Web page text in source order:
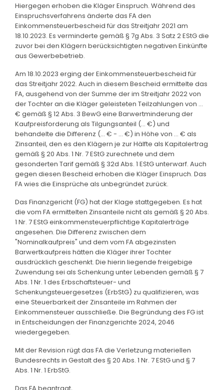
Hiergegen erhoben die Kläger Einspruch. Während des
Einspruchsverfahrens änderte das FA den
Einkommensteuerbescheid für das Streitjahr 2021 am
18.10.2023. Es verminderte gemäß § 7g Abs. 3 Satz 2 EStG die
zuvor bei den Klägern berücksichtigten negativen Einkünfte
aus Gewerbebetrieb.
Am 18.10.2023 erging der Einkommensteuerbescheid für
das Streitjahr 2022. Auch in diesem Bescheid ermittelte das
FA, ausgehend von der Summe der im Streitjahr 2022 von
der Tochter an die Kläger geleisteten Teilzahlungen von ...
€ gemäß § 12 Abs. 3 BewG eine Barwertminderung der
Kaufpreisforderung als Tilgungsanteil (... €) und
behandelte die Differenz (... € - ... €) in Höhe von ... € als
Zinsanteil, den es den Klägern je zur Hälfte als Kapitalertrag
gemäß § 20 Abs. 1 Nr. 7 EStG zurechnete und dem
gesonderten Tarif gemäß § 32d Abs. 1 EStG unterwarf. Auch
gegen diesen Bescheid erhoben die Kläger Einspruch. Das
FA wies die Einsprüche als unbegründet zurück.
Das Finanzgericht (FG) hat der Klage stattgegeben. Es hat
die vom FA ermittelten Zinsanteile nicht als gemäß § 20 Abs.
1 Nr. 7 EStG einkommensteuerpflichtige Kapitalerträge
angesehen. Die Differenz zwischen dem
"Nominalkaufpreis" und dem vom FA abgezinsten
Barwertkaufpreis hätten die Kläger ihrer Tochter
ausdrücklich geschenkt. Die hierin liegende freigebige
Zuwendung sei als Schenkung unter Lebenden gemäß § 7
Abs. 1 Nr. 1 des Erbschaftsteuer- und
Schenkungsteuergesetzes (ErbStG) zu qualifizieren, was
eine Steuerbarkeit der Zinsanteile im Rahmen der
Einkommensteuer ausschließe. Die Begründung des FG ist
in Entscheidungen der Finanzgerichte 2024, 2046
wiedergegeben.
Mit der Revision rügt das FA die Verletzung materiellen
Bundesrechts in Gestalt des § 20 Abs. 1 Nr. 7 EStG und § 7
Abs. 1 Nr. 1 ErbStG.